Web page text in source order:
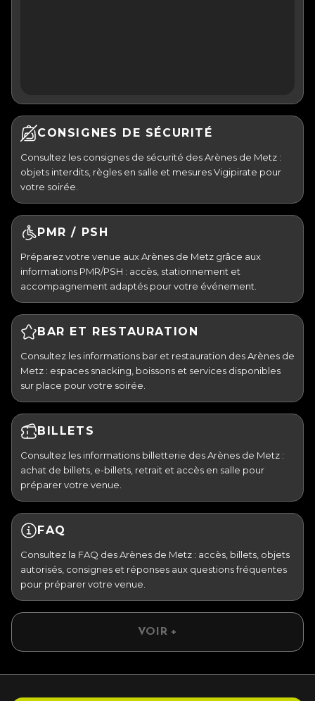
CONSIGNES DE SÉCURITÉ
Consultez les consignes de sécurité des Arènes de Metz :
objets interdits, règles en salle et mesures Vigipirate pour
votre soirée.
PMR / PSH
Préparez votre venue aux Arènes de Metz grâce aux
informations PMR/PSH : accès, stationnement et
accompagnement adaptés pour votre événement.
BAR ET RESTAURATION
Consultez les informations bar et restauration des Arènes de
Metz : espaces snacking, boissons et services disponibles
sur place pour votre soirée.
BILLETS
Consultez les informations billetterie des Arènes de Metz :
achat de billets, e-billets, retrait et accès en salle pour
préparer votre venue.
FAQ
Consultez la FAQ des Arènes de Metz : accès, billets, objets
autorisés, consignes et réponses aux questions fréquentes
pour préparer votre venue.
VOIR +